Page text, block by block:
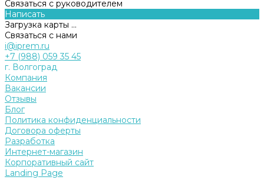
Связаться с руководителем
Написать
Загрузка карты ...
Связаться с нами
i@iprem.ru
+7 (988) 059 35 45
г. Волгоград
Компания
Вакансии
Отзывы
Блог
Политика конфиденциальности
Договора оферты
Разработка
Интернет-магазин
Корпоративный сайт
Landing Page